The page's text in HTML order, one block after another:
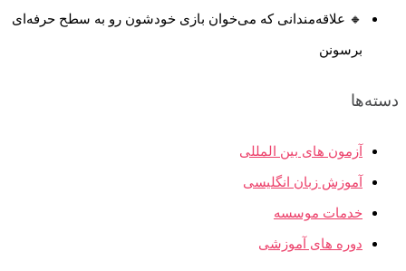
🔸 علاقه‌مندانی که می‌خوان بازی خودشون رو به سطح حرفه‌ای
برسونن
دسته‌ها
آزمون های بین المللی
آموزش زبان انگلیسی
خدمات موسسه
دوره های آموزشی